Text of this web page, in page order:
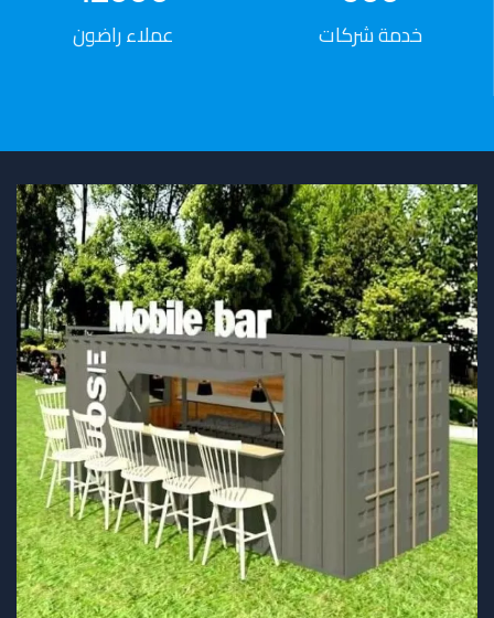
خدمة شركات عملاء راضون